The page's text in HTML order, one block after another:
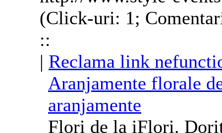
(Click-uri: 1;
::
| Reclama link
Aranjamente florale
aranjamente
Flori de la iFlori.